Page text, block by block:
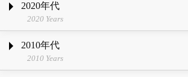
2020年代
2020 Years
2010年代
2010 Years